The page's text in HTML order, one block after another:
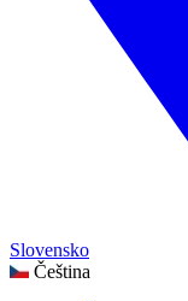
Slovensko
Čeština